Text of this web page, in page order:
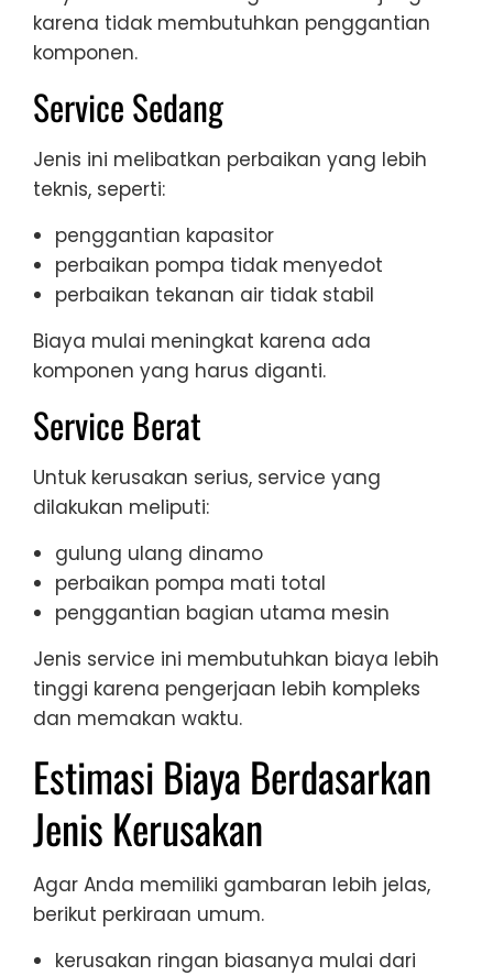
karena tidak membutuhkan penggantian
komponen.
Service Sedang
Jenis ini melibatkan perbaikan yang lebih
teknis, seperti:
penggantian kapasitor
perbaikan pompa tidak menyedot
perbaikan tekanan air tidak stabil
Biaya mulai meningkat karena ada
komponen yang harus diganti.
Service Berat
Untuk kerusakan serius, service yang
dilakukan meliputi:
gulung ulang dinamo
perbaikan pompa mati total
penggantian bagian utama mesin
Jenis service ini membutuhkan biaya lebih
tinggi karena pengerjaan lebih kompleks
dan memakan waktu.
Estimasi Biaya Berdasarkan
Jenis Kerusakan
Agar Anda memiliki gambaran lebih jelas,
berikut perkiraan umum.
kerusakan ringan biasanya mulai dari